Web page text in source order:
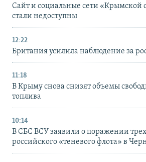
Сайт и социальные сети «Крымской
стали недоступны
12:22
Британия усилила наблюдение за
11:18
В Крыму снова снизят объемы
топлива
10:14
В СБС ВСУ заявили о поражении трех
российского «теневого флота» в